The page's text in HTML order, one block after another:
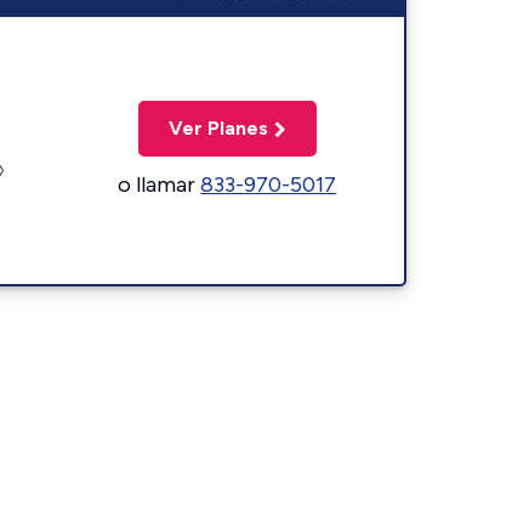
Ver Planes
o llamar833-970-5017